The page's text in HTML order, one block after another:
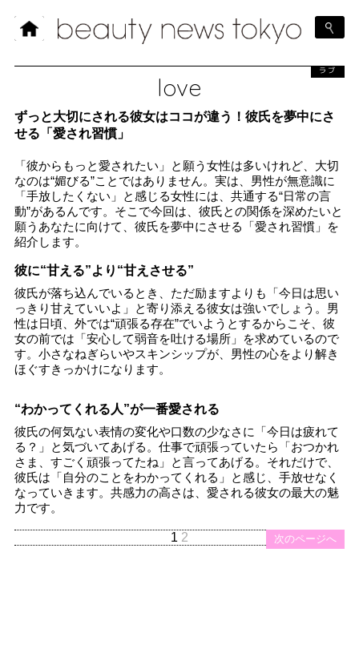
love
ラブ
ずっと大切にされる彼女はココが違う！彼氏を夢中にさ
せる「愛され習慣」
「彼からもっと愛されたい」と願う女性は多いけれど、大切
なのは“媚びる”ことではありません。実は、男性が無意識に
「手放したくない」と感じる女性には、共通する“日常の言
動”があるんです。そこで今回は、彼氏との関係を深めたいと
願うあなたに向けて、彼氏を夢中にさせる「愛され習慣」を
紹介します。
彼に“甘える”より“甘えさせる”
彼氏が落ち込んでいるとき、ただ励ますよりも「今日は思い
っきり甘えていいよ」と寄り添える彼女は強いでしょう。男
性は日頃、外では“頑張る存在”でいようとするからこそ、彼
女の前では「安心して弱音を吐ける場所」を求めているので
す。小さなねぎらいやスキンシップが、男性の心をより解き
ほぐすきっかけになります。
“わかってくれる人”が一番愛される
彼氏の何気ない表情の変化や口数の少なさに「今日は疲れて
る？」と気づいてあげる。仕事で頑張っていたら「おつかれ
さま、すごく頑張ってたね」と言ってあげる。それだけで、
彼氏は「自分のことをわかってくれる」と感じ、手放せなく
なっていきます。共感力の高さは、愛される彼女の最大の魅
力です。
次のページへ
1 2